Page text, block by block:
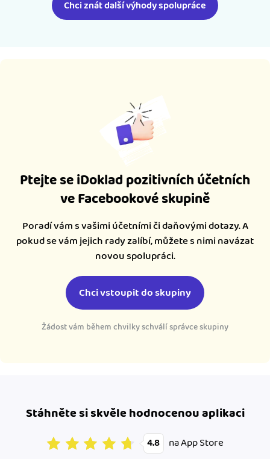
Chci znát další výhody spolupráce
Ptejte se iDoklad pozitivních účetních
ve Facebookové skupině
Poradí vám s vašimi účetními či daňovými dotazy. A
pokud se vám jejich rady zalíbí, můžete s nimi navázat
novou spolupráci.
Chci vstoupit do skupiny
Žádost vám během chvilky schválí správce skupiny
Stáhněte si skvěle hodnocenou aplikaci
4.8 na App Store